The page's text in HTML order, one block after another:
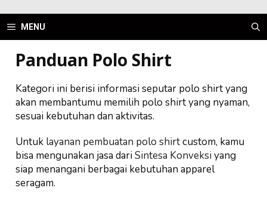
contentMENU
Panduan Polo Shirt
Kategori ini berisi informasi seputar polo shirt yang
akan membantumu memilih polo shirt yang nyaman,
sesuai kebutuhan dan aktivitas.
Untuk layanan pembuatan polo shirtcustom, kamu
bisa mengunakan jasa dariSintesa Konveksiyang
siap menangani berbagai kebutuhan apparel
seragam.